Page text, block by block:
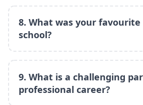
8. What was your
school?
9. What is a challenging
professional career?